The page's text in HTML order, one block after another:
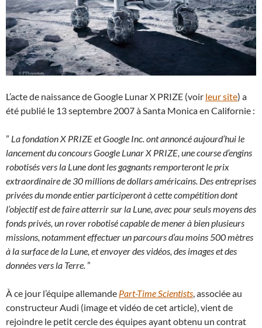
L’acte de naissance de Google Lunar X PRIZE (voir leur site) a
été publié le 13 septembre 2007 à Santa Monica en Californie :
” La fondation X PRIZE et Google Inc. ont annoncé aujourd’hui le
lancement du concours Google Lunar X PRIZE, une course d’engins
robotisés vers la Lune dont les gagnants remporteront le prix
extraordinaire de 30 millions de dollars américains. Des entreprises
privées du monde entier participeront à cette compétition dont
l’objectif est de faire atterrir sur la Lune, avec pour seuls moyens des
fonds privés, un rover robotisé capable de mener à bien plusieurs
missions, notamment effectuer un parcours d’au moins 500 mètres
à la surface de la Lune, et envoyer des vidéos, des images et des
données vers la Terre.”
À ce jour l’équipe allemande Part-Time Scientists, associée au
constructeur Audi (image et vidéo de cet article), vient de
rejoindre le petit cercle des équipes ayant obtenu un contrat